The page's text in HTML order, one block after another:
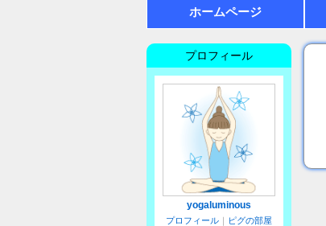
ホームページ
プロフィール
yogaluminous
プロフィール ｜ ピグの部屋